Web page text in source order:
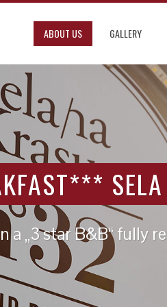
ABOUT US GALLERY
a „3 star B&B“ fully